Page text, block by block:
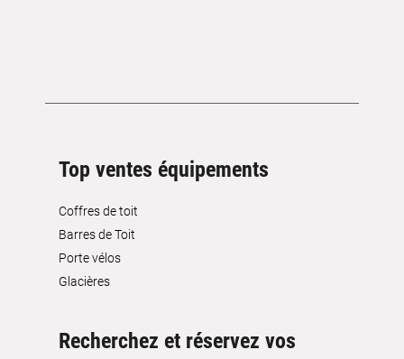
Top ventes équipements
Coffres de toit
Barres de Toit
Porte vélos
Glacières
Recherchez et réservez vos